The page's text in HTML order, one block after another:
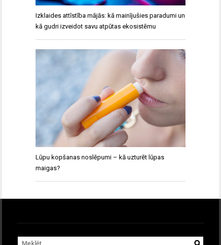
Izklaides attīstība mājās: kā mainījušies paradumi un
kā gudri izveidot savu atpūtas ekosistēmu
Lūpu kopšanas noslēpumi – kā uzturēt lūpas
maigas?